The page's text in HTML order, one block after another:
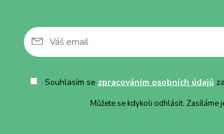
Souhlasím se zpracováním osobních údajů
Můžete se kdykoli odhlásit. Zasíláme